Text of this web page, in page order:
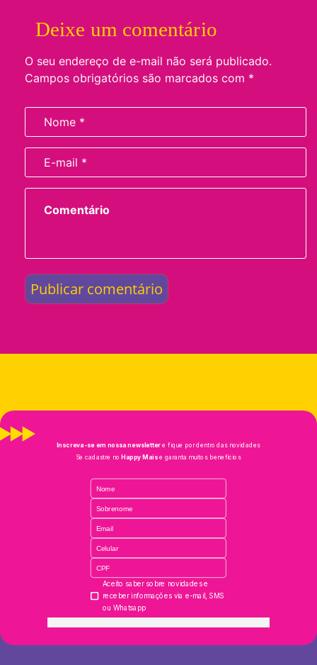
Deixe um comentário
O seu endereço de e-mail não será publicado.
Campos obrigatórios são marcados com *